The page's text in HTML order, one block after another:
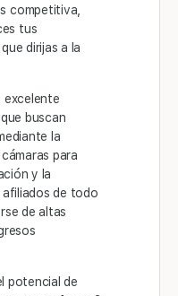
competitiva,
tus
dirijas a la
excelente
buscan
la
para
y la
de todo
de altas
potencial de